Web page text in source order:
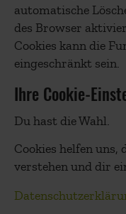
automatische
des Browser
Cookies kann die
eingeschränkt sein.
Ihre Cookie-
Du hast die Wahl.
Cookies helfen uns,
verstehen und dir